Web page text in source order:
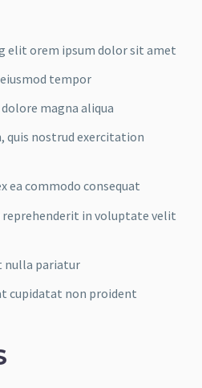
elit orem ipsum dolor sit amet
tempor
magna aliqua
quis nostrud exercitation
ea commodo consequat
reprehenderit in voluptate velit
nulla pariatur
cupidatat non proident